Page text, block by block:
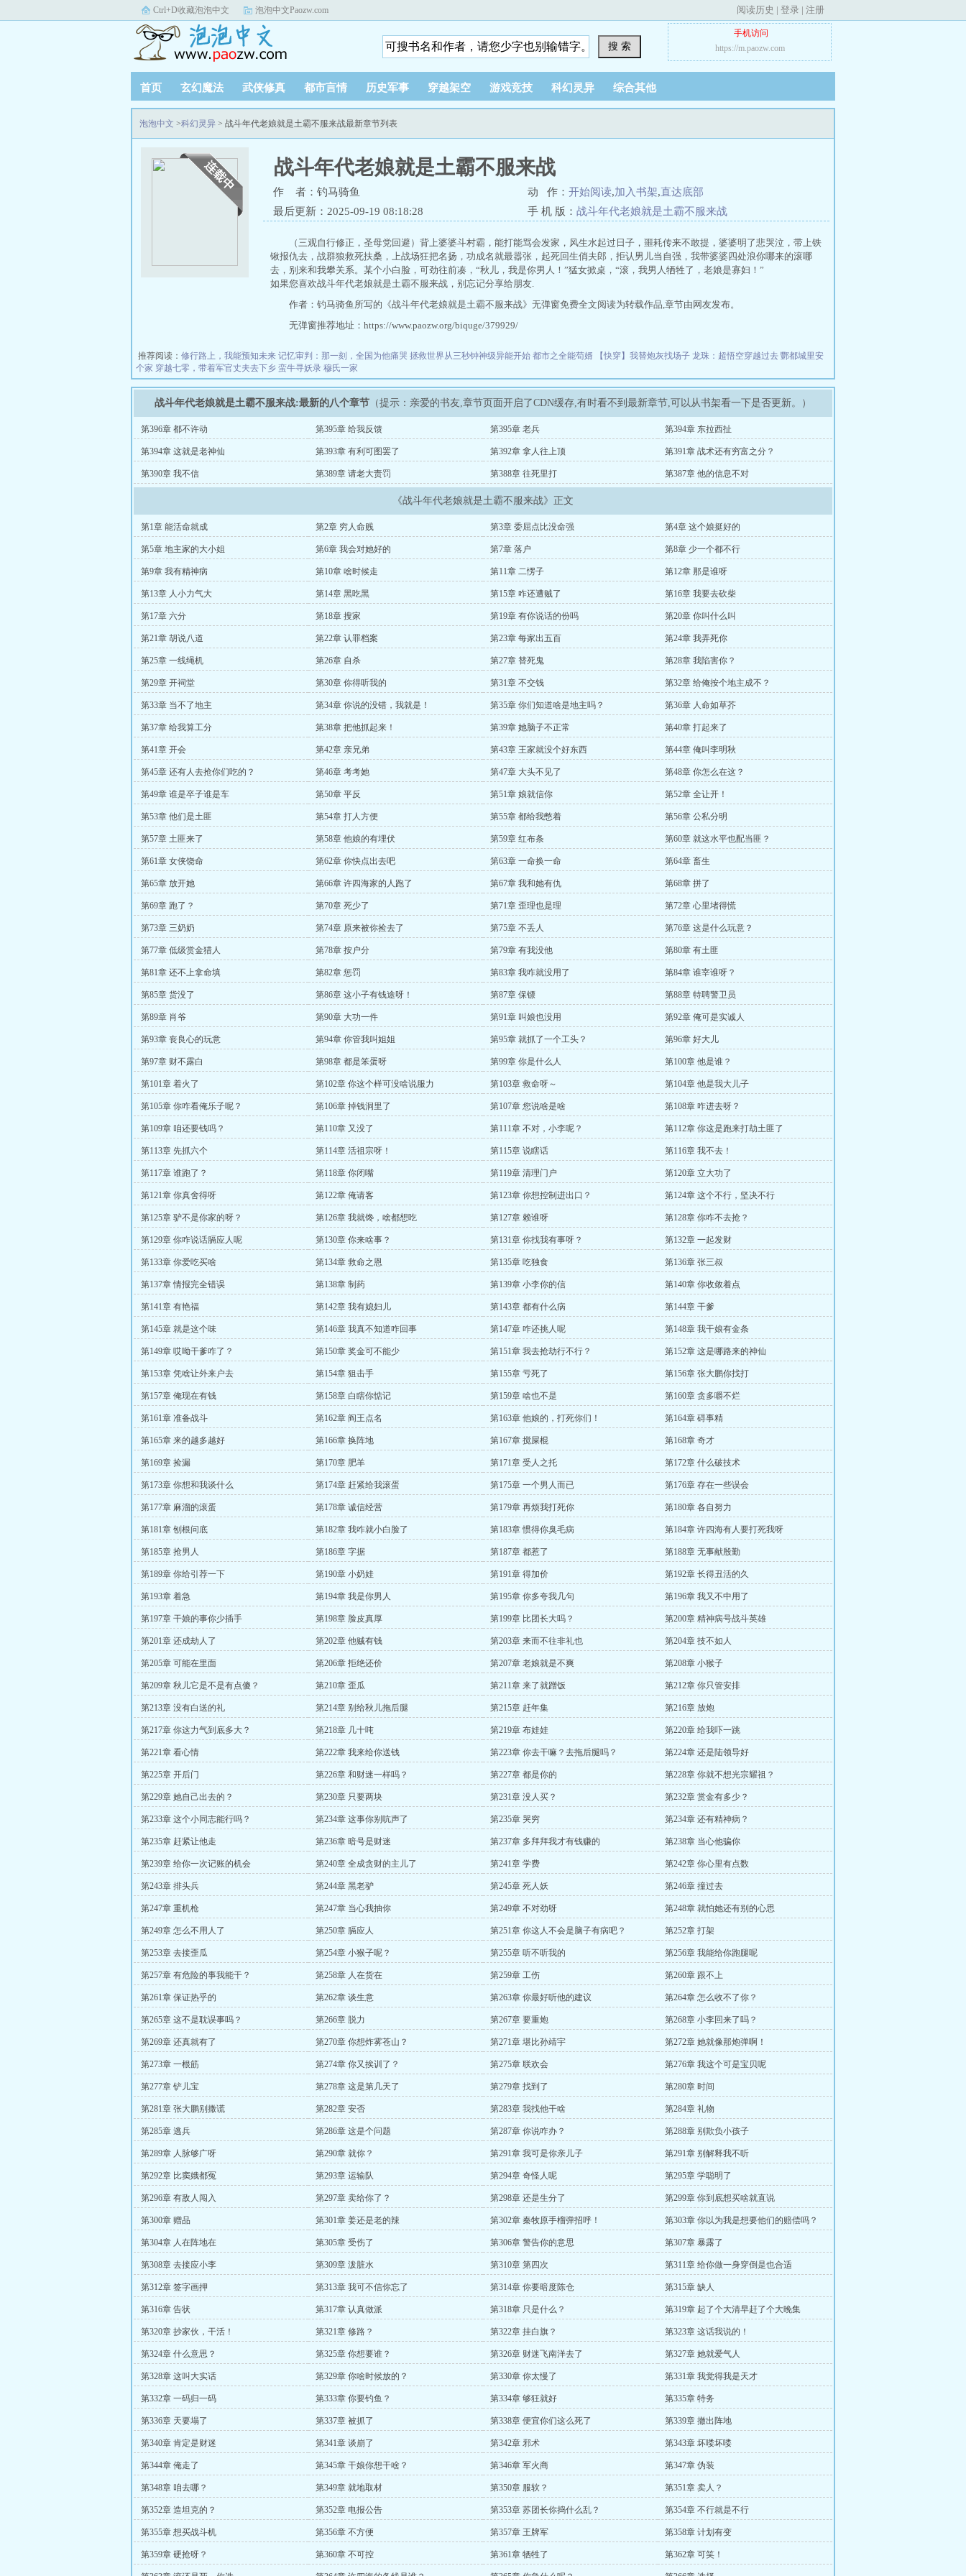
Ctrl+D收藏泡泡中文 泡泡中文Paozw.com 阅读历史 | 登录 | 注册
搜 索
手机访问
https://m.paozw.com
首页 玄幻魔法 武侠修真 都市言情 历史军事 穿越架空 游戏竞技 科幻灵异 综合其他
泡泡中文 >科幻灵异 > 战斗年代老娘就是土霸不服来战最新章节列表
战斗年代老娘就是土霸不服来战
作 者：钓马骑鱼 动 作： 开始阅读,加入书架,直达底部
最后更新：2025-09-19 08:18:28
手 机 版： 战斗年代老娘就是土霸不服来战
（三观自行修正，圣母党回避）背上婆婆斗村霸，能打能骂会发家，风生水起过日子，噩耗传来不敢提，婆婆明了悲哭泣，带上铁
锹报仇去，战群狼救死扶桑，上战场狂把名扬，功成名就最嚣张，起死回生俏夫郎，拒认男儿当自强，我带婆婆四处浪你哪来的滚哪
去，别来和我攀关系。某个小白脸，可劲往前凑，“秋儿，我是你男人！”猛女掀桌，“滚，我男人牺牲了，老娘是寡妇！”
如果您喜欢战斗年代老娘就是土霸不服来战，别忘记分享给朋友.
作者：钓马骑鱼所写的《战斗年代老娘就是土霸不服来战》无弹窗免费全文阅读为转载作品,章节由网友发布。
无弹窗推荐地址：https://www.paozw.org/biquge/379929/
推荐阅读： 修行路上，我能预知未来 记忆审判：那一刻，全国为他痛哭 拯救世界从三秒钟神级异能开始 都市之全能苟婿 【快穿】我替炮灰找场子 龙珠：超悟空穿越过去 酆都城里安
个家 穿越七零，带着军官丈夫去下乡 蛮牛寻妖录 穆氏一家
战斗年代老娘就是土霸不服来战:最新的八个章节 （提示：亲爱的书友,章节页面开启了CDN缓存,有时看不到最新章节,可以从书架看一下是否更新。）
第396章 都不许动 第395章 给我反馈 第395章 老兵 第394章 东拉西扯
第394章 这就是老神仙 第393章 有利可图罢了 第392章 拿人往上顶 第391章 战术还有穷富之分？
第390章 我不信 第389章 请老大责罚 第388章 往死里打 第387章 他的信息不对
《战斗年代老娘就是土霸不服来战》正文
第1章 能活命就成 第2章 穷人命贱 第3章 委屈点比没命强 第4章 这个娘挺好的
第5章 地主家的大小姐 第6章 我会对她好的 第7章 落户 第8章 少一个都不行
第9章 我有精神病 第10章 啥时候走 第11章 二愣子 第12章 那是谁呀
第13章 人小力气大 第14章 黑吃黑 第15章 咋还遭贼了 第16章 我要去砍柴
第17章 六分 第18章 搜家 第19章 有你说话的份吗 第20章 你叫什么叫
第21章 胡说八道 第22章 认罪档案 第23章 每家出五百 第24章 我弄死你
第25章 一线绳机 第26章 自杀 第27章 替死鬼 第28章 我陷害你？
第29章 开祠堂 第30章 你得听我的 第31章 不交钱 第32章 给俺按个地主成不？
第33章 当不了地主 第34章 你说的没错，我就是！ 第35章 你们知道啥是地主吗？ 第36章 人命如草芥
第37章 给我算工分 第38章 把他抓起来！ 第39章 她脑子不正常 第40章 打起来了
第41章 开会 第42章 亲兄弟 第43章 王家就没个好东西 第44章 俺叫李明秋
第45章 还有人去抢你们吃的？ 第46章 考考她 第47章 大头不见了 第48章 你怎么在这？
第49章 谁是卒子谁是车 第50章 平反 第51章 娘就信你 第52章 全让开！
第53章 他们是土匪 第54章 打人方便 第55章 都给我憋着 第56章 公私分明
第57章 土匪来了 第58章 他娘的有埋伏 第59章 红布条 第60章 就这水平也配当匪？
第61章 女侠饶命 第62章 你快点出去吧 第63章 一命换一命 第64章 畜生
第65章 放开她 第66章 许四海家的人跑了 第67章 我和她有仇 第68章 拼了
第69章 跑了？ 第70章 死少了 第71章 歪理也是理 第72章 心里堵得慌
第73章 三奶奶 第74章 原来被你捡去了 第75章 不丢人 第76章 这是什么玩意？
第77章 低级赏金猎人 第78章 按户分 第79章 有我没他 第80章 有土匪
第81章 还不上拿命填 第82章 惩罚 第83章 我咋就没用了 第84章 谁宰谁呀？
第85章 货没了 第86章 这小子有钱途呀！ 第87章 保镖 第88章 特聘警卫员
第89章 肖爷 第90章 大功一件 第91章 叫娘也没用 第92章 俺可是实诚人
第93章 丧良心的玩意 第94章 你管我叫姐姐 第95章 就抓了一个工头？ 第96章 好大儿
第97章 财不露白 第98章 都是笨蛋呀 第99章 你是什么人 第100章 他是谁？
第101章 着火了 第102章 你这个样可没啥说服力 第103章 救命呀～ 第104章 他是我大儿子
第105章 你咋看俺乐子呢？ 第106章 掉钱洞里了 第107章 您说啥是啥 第108章 咋进去呀？
第109章 咱还要钱吗？ 第110章 又没了 第111章 不对，小李呢？ 第112章 你这是跑来打劫土匪了
第113章 先抓六个 第114章 活祖宗呀！ 第115章 说瞎话 第116章 我不去！
第117章 谁跑了？ 第118章 你闭嘴 第119章 清理门户 第120章 立大功了
第121章 你真舍得呀 第122章 俺请客 第123章 你想控制进出口？ 第124章 这个不行，坚决不行
第125章 驴不是你家的呀？ 第126章 我就馋，啥都想吃 第127章 赖谁呀 第128章 你咋不去抢？
第129章 你咋说话膈应人呢 第130章 你来啥事？ 第131章 你找我有事呀？ 第132章 一起发财
第133章 你爱吃买啥 第134章 救命之恩 第135章 吃独食 第136章 张三叔
第137章 情报完全错误 第138章 制药 第139章 小李你的信 第140章 你收敛着点
第141章 有艳福 第142章 我有媳妇儿 第143章 都有什么病 第144章 干爹
第145章 就是这个味 第146章 我真不知道咋回事 第147章 咋还挑人呢 第148章 我干娘有金条
第149章 哎呦干爹咋了？ 第150章 奖金可不能少 第151章 我去抢劫行不行？ 第152章 这是哪路来的神仙
第153章 凭啥让外来户去 第154章 狙击手 第155章 亏死了 第156章 张大鹏你找打
第157章 俺现在有钱 第158章 白瞎你惦记 第159章 啥也不是 第160章 贪多嚼不烂
第161章 准备战斗 第162章 阎王点名 第163章 他娘的，打死你们！ 第164章 碍事精
第165章 来的越多越好 第166章 换阵地 第167章 搅屎棍 第168章 奇才
第169章 捡漏 第170章 肥羊 第171章 受人之托 第172章 什么破技术
第173章 你想和我谈什么 第174章 赶紧给我滚蛋 第175章 一个男人而已 第176章 存在一些误会
第177章 麻溜的滚蛋 第178章 诚信经营 第179章 再烦我打死你 第180章 各自努力
第181章 刨根问底 第182章 我咋就小白脸了 第183章 惯得你臭毛病 第184章 许四海有人要打死我呀
第185章 抢男人 第186章 字据 第187章 都惹了 第188章 无事献殷勤
第189章 你给引荐一下 第190章 小奶娃 第191章 得加价 第192章 长得丑活的久
第193章 着急 第194章 我是你男人 第195章 你多夸我几句 第196章 我又不中用了
第197章 干娘的事你少插手 第198章 脸皮真厚 第199章 比团长大吗？ 第200章 精神病号战斗英雄
第201章 还成劫人了 第202章 他贼有钱 第203章 来而不往非礼也 第204章 技不如人
第205章 可能在里面 第206章 拒绝还价 第207章 老娘就是不爽 第208章 小猴子
第209章 秋儿它是不是有点傻？ 第210章 歪瓜 第211章 来了就蹭饭 第212章 你只管安排
第213章 没有白送的礼 第214章 别给秋儿拖后腿 第215章 赶年集 第216章 放炮
第217章 你这力气到底多大？ 第218章 几十吨 第219章 布娃娃 第220章 给我吓一跳
第221章 看心情 第222章 我来给你送钱 第223章 你去干嘛？去拖后腿吗？ 第224章 还是陆领导好
第225章 开后门 第226章 和财迷一样吗？ 第227章 都是你的 第228章 你就不想光宗耀祖？
第229章 她自己出去的？ 第230章 只要两块 第231章 没人买？ 第232章 赏金有多少？
第233章 这个小同志能行吗？ 第234章 这事你别吭声了 第235章 哭穷 第234章 还有精神病？
第235章 赶紧让他走 第236章 暗号是财迷 第237章 多拜拜我才有钱赚的 第238章 当心他骗你
第239章 给你一次记账的机会 第240章 全成贪财的主儿了 第241章 学费 第242章 你心里有点数
第243章 排头兵 第244章 黑老驴 第245章 死人妖 第246章 撞过去
第247章 重机枪 第247章 当心我抽你 第249章 不对劲呀 第248章 就怕她还有别的心思
第249章 怎么不用人了 第250章 膈应人 第251章 你这人不会是脑子有病吧？ 第252章 打架
第253章 去接歪瓜 第254章 小猴子呢？ 第255章 听不听我的 第256章 我能给你跑腿呢
第257章 有危险的事我能干？ 第258章 人在货在 第259章 工伤 第260章 跟不上
第261章 保证热乎的 第262章 谈生意 第263章 你最好听他的建议 第264章 怎么收不了你？
第265章 这不是耽误事吗？ 第266章 脱力 第267章 要重炮 第268章 小李回来了吗？
第269章 还真就有了 第270章 你想炸雾苍山？ 第271章 堪比孙靖宇 第272章 她就像那炮弹啊！
第273章 一根筋 第274章 你又挨训了？ 第275章 联欢会 第276章 我这个可是宝贝呢
第277章 铲儿宝 第278章 这是第几天了 第279章 找到了 第280章 时间
第281章 张大鹏别撒谎 第282章 安否 第283章 我找他干啥 第284章 礼物
第285章 逃兵 第286章 这是个问题 第287章 你说咋办？ 第288章 别欺负小孩子
第289章 人脉够广呀 第290章 就你？ 第291章 我可是你亲儿子 第291章 别解释我不听
第292章 比窦娥都冤 第293章 运输队 第294章 奇怪人呢 第295章 学聪明了
第296章 有敌人闯入 第297章 卖给你了？ 第298章 还是生分了 第299章 你到底想买啥就直说
第300章 赠品 第301章 姜还是老的辣 第302章 秦牧原手榴弹招呼！ 第303章 你以为我是想要他们的赔偿吗？
第304章 人在阵地在 第305章 受伤了 第306章 警告你的意思 第307章 暴露了
第308章 去接应小李 第309章 泼脏水 第310章 第四次 第311章 给你做一身穿倒是也合适
第312章 签字画押 第313章 我可不信你忘了 第314章 你要暗度陈仓 第315章 缺人
第316章 告状 第317章 认真做派 第318章 只是什么？ 第319章 起了个大清早赶了个大晚集
第320章 抄家伙，干活！ 第321章 修路？ 第322章 挂白旗？ 第323章 这话我说的！
第324章 什么意思？ 第325章 你想要谁？ 第326章 财迷飞南洋去了 第327章 她就爱气人
第328章 这叫大实话 第329章 你啥时候放的？ 第330章 你太慢了 第331章 我觉得我是天才
第332章 一码归一码 第333章 你要钓鱼？ 第334章 够狂就好 第335章 特务
第336章 天要塌了 第337章 被抓了 第338章 便宜你们这么死了 第339章 撤出阵地
第340章 肯定是财迷 第341章 谈崩了 第342章 邪术 第343章 坏喽坏喽
第344章 俺走了 第345章 干娘你想干啥？ 第346章 军火商 第347章 伪装
第348章 咱去哪？ 第349章 就地取材 第350章 服软？ 第351章 卖人？
第352章 造坦克的？ 第352章 电报公告 第353章 苏团长你捣什么乱？ 第354章 不行就是不行
第355章 想买战斗机 第356章 不方便 第357章 王牌军 第358章 计划有变
第359章 硬抢呀？ 第360章 不可控 第361章 牺牲了 第362章 可笑！